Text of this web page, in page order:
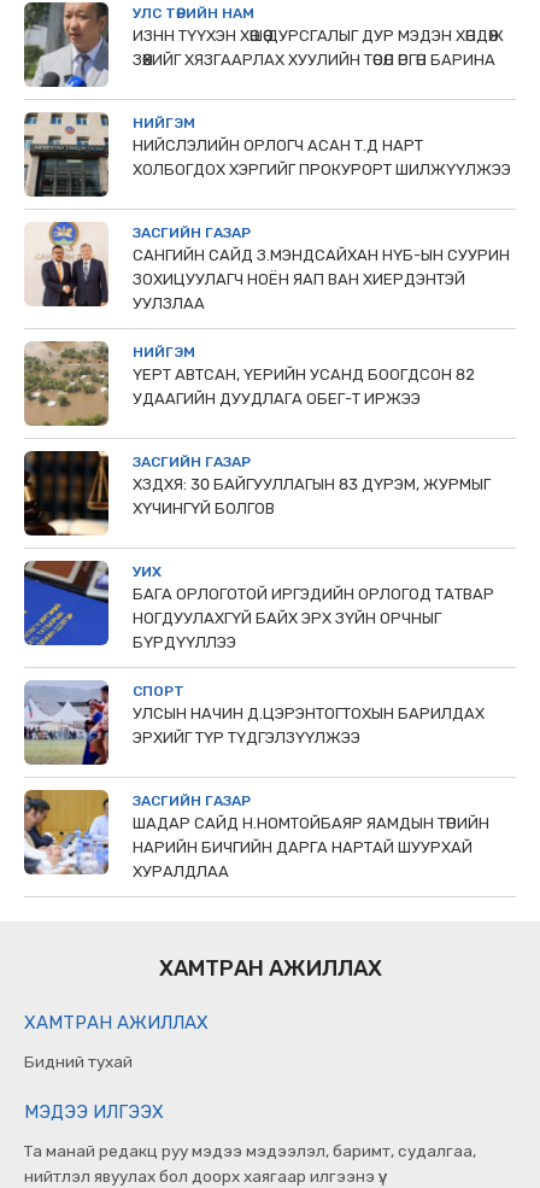
УЛС ТӨРИЙН НАМ
ИЗНН ТҮҮХЭН ХӨШӨӨ ДУРСГАЛЫГ ДУР МЭДЭН ХӨНДӨЖ
ЗӨӨХИЙГ ХЯЗГААРЛАХ ХУУЛИЙН ТӨСӨЛ ӨРГӨН БАРИНА
НИЙГЭМ
НИЙСЛЭЛИЙН ОРЛОГЧ АСАН Т.Д НАРТ
ХОЛБОГДОХ ХЭРГИЙГ ПРОКУРОРТ ШИЛЖҮҮЛЖЭЭ
ЗАСГИЙН ГАЗАР
САНГИЙН САЙД З.МЭНДСАЙХАН НҮБ-ЫН СУУРИН
ЗОХИЦУУЛАГЧ НОЁН ЯАП ВАН ХИЕРДЭНТЭЙ
УУЛЗЛАА
НИЙГЭМ
ҮЕРТ АВТСАН, ҮЕРИЙН УСАНД БООГДСОН 82
УДААГИЙН ДУУДЛАГА ОБЕГ-Т ИРЖЭЭ
ЗАСГИЙН ГАЗАР
ХЗДХЯ: 30 БАЙГУУЛЛАГЫН 83 ДҮРЭМ, ЖУРМЫГ
ХҮЧИНГҮЙ БОЛГОВ
УИХ
БАГА ОРЛОГОТОЙ ИРГЭДИЙН ОРЛОГОД ТАТВАР
НОГДУУЛАХГҮЙ БАЙХ ЭРХ ЗҮЙН ОРЧНЫГ
БҮРДҮҮЛЛЭЭ
СПОРТ
УЛСЫН НАЧИН Д.ЦЭРЭНТОГТОХЫН БАРИЛДАХ
ЭРХИЙГ ТҮР ТҮДГЭЛЗҮҮЛЖЭЭ
ЗАСГИЙН ГАЗАР
ШАДАР САЙД Н.НОМТОЙБАЯР ЯАМДЫН ТӨРИЙН
НАРИЙН БИЧГИЙН ДАРГА НАРТАЙ ШУУРХАЙ
ХУРАЛДЛАА
ХАМТРАН АЖИЛЛАХ
ХАМТРАН АЖИЛЛАХ
Бидний тухай
МЭДЭЭ ИЛГЭЭХ
Та манай редакц руу мэдээ мэдээлэл, баримт, судалгаа,
нийтлэл явуулах бол доорх хаягаар илгээнэ үү.